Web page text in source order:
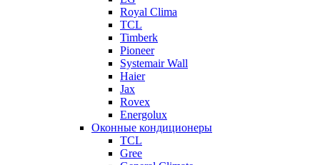
Royal Clima
TCL
Timberk
Pioneer
Systemair Wall
Haier
Jax
Rovex
Energolux
Оконные кондиционеры
TCL
Gree